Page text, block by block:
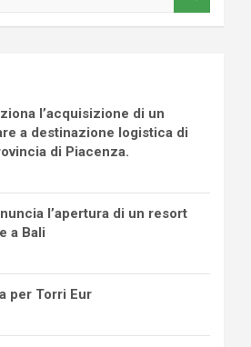
l’acquisizione di un
a destinazione logistica di
di Piacenza.
l’apertura di un resort
a Bali
per Torri Eur